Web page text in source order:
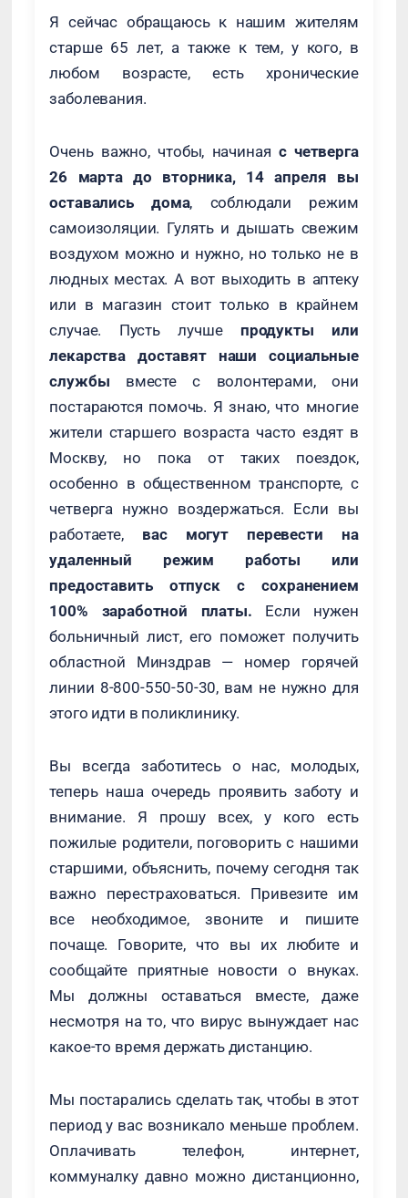
Я сейчас обращаюсь к нашим жителям
старше 65 лет, а также к тем, у кого, в
любом возрасте, есть хронические
заболевания.
Очень важно, чтобы, начиная с четверга
26 марта до вторника, 14 апреля вы
оставались дома, соблюдали режим
самоизоляции. Гулять и дышать свежим
воздухом можно и нужно, но только не в
людных местах. А вот выходить в аптеку
или в магазин стоит только в крайнем
случае. Пусть лучше продукты или
лекарства доставят наши социальные
службы вместе с волонтерами, они
постараются помочь. Я знаю, что многие
жители старшего возраста часто ездят в
Москву, но пока от таких поездок,
особенно в общественном транспорте, с
четверга нужно воздержаться. Если вы
работаете, вас могут перевести на
удаленный режим работы или
предоставить отпуск с сохранением
100% заработной платы. Если нужен
больничный лист, его поможет получить
областной Минздрав — номер горячей
линии 8-800-550-50-30, вам не нужно для
этого идти в поликлинику.
Вы всегда заботитесь о нас, молодых,
теперь наша очередь проявить заботу и
внимание. Я прошу всех, у кого есть
пожилые родители, поговорить с нашими
старшими, объяснить, почему сегодня так
важно перестраховаться. Привезите им
все необходимое, звоните и пишите
почаще. Говорите, что вы их любите и
сообщайте приятные новости о внуках.
Мы должны оставаться вместе, даже
несмотря на то, что вирус вынуждает нас
какое-то время держать дистанцию.
Мы постарались сделать так, чтобы в этот
период у вас возникало меньше проблем.
Оплачивать телефон, интернет,
коммуналку давно можно дистанционно,